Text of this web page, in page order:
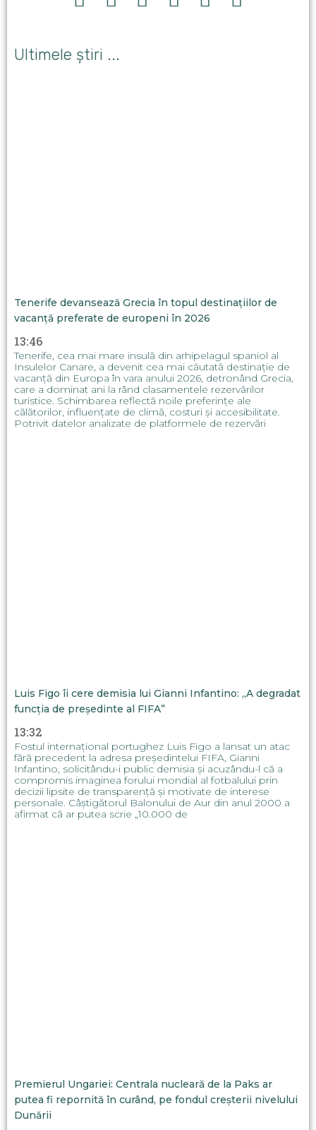
Ultimele știri ...
Tenerife devansează Grecia în topul destinațiilor de
vacanță preferate de europeni în 2026
13:46
Tenerife, cea mai mare insulă din arhipelagul spaniol al
Insulelor Canare, a devenit cea mai căutată destinație de
vacanță din Europa în vara anului 2026, detronând Grecia,
care a dominat ani la rând clasamentele rezervărilor
turistice. Schimbarea reflectă noile preferințe ale
călătorilor, influențate de climă, costuri și accesibilitate.
Potrivit datelor analizate de platformele de rezervări
Luis Figo îi cere demisia lui Gianni Infantino: „A degradat
funcția de președinte al FIFA”
13:32
Fostul internațional portughez Luis Figo a lansat un atac
fără precedent la adresa președintelui FIFA, Gianni
Infantino, solicitându-i public demisia și acuzându-l că a
compromis imaginea forului mondial al fotbalului prin
decizii lipsite de transparență și motivate de interese
personale. Câștigătorul Balonului de Aur din anul 2000 a
afirmat că ar putea scrie „10.000 de
Premierul Ungariei: Centrala nucleară de la Paks ar
putea fi repornită în curând, pe fondul creșterii nivelului
Dunării